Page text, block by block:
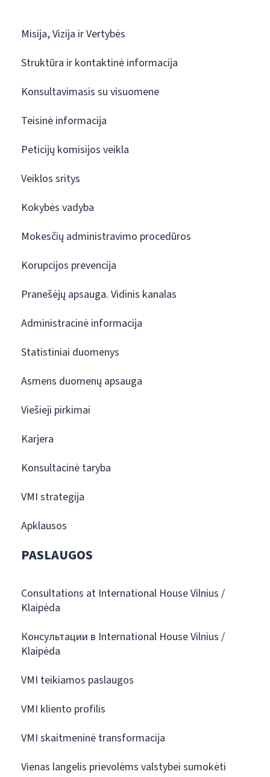
Misija, Vizija ir Vertybės
Struktūra ir kontaktinė informacija
Konsultavimasis su visuomene
Teisinė informacija
Peticijų komisijos veikla
Veiklos sritys
Kokybės vadyba
Mokesčių administravimo procedūros
Korupcijos prevencija
Pranešėjų apsauga. Vidinis kanalas
Administracinė informacija
Statistiniai duomenys
Asmens duomenų apsauga
Viešieji pirkimai
Karjera
Konsultacinė taryba
VMI strategija
Apklausos
PASLAUGOS
Consultations at International House Vilnius /
Klaipėda
Консультации в International House Vilnius /
Klaipėda
VMI teikiamos paslaugos
VMI kliento profilis
VMI skaitmeninė transformacija
Vienas langelis prievolėms valstybei sumokėti